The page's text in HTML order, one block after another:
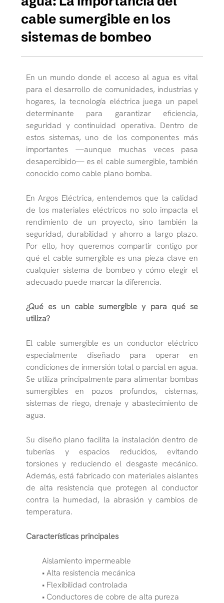
cable sumergible en los
sistemas de bombeo
En un mundo donde el acceso al agua es vital
para el desarrollo de comunidades, industrias y
hogares, la tecnología eléctrica juega un papel
determinante para garantizar eficiencia,
seguridad y continuidad operativa. Dentro de
estos sistemas, uno de los componentes más
importantes —aunque muchas veces pasa
desapercibido— es el cable sumergible, también
conocido como cable plano bomba.
En Argos Eléctrica, entendemos que la calidad
de los materiales eléctricos no solo impacta el
rendimiento de un proyecto, sino también la
seguridad, durabilidad y ahorro a largo plazo.
Por ello, hoy queremos compartir contigo por
qué el cable sumergible es una pieza clave en
cualquier sistema de bombeo y cómo elegir el
adecuado puede marcar la diferencia.
¿Qué es un cable sumergible y para qué se
utiliza?
El cable sumergible es un conductor eléctrico
especialmente diseñado para operar en
condiciones de inmersión total o parcial en agua.
Se utiliza principalmente para alimentar bombas
sumergibles en pozos profundos, cisternas,
sistemas de riego, drenaje y abastecimiento de
agua.
Su diseño plano facilita la instalación dentro de
tuberías y espacios reducidos, evitando
torsiones y reduciendo el desgaste mecánico.
Además, está fabricado con materiales aislantes
de alta resistencia que protegen al conductor
contra la humedad, la abrasión y cambios de
temperatura.
Características principales
Aislamiento impermeable
• Alta resistencia mecánica
• Flexibilidad controlada
• Conductores de cobre de alta pureza